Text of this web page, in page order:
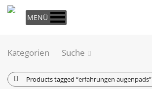
MENÜ
Kategorien Suche
Products tagged “erfahrungen augenpads”